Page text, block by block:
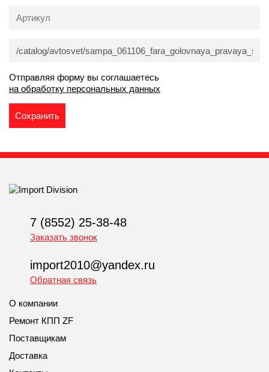
Отправляя форму вы соглашаетесь
на обработку персональных данных
7 (8552) 25-38-48
Заказать звонок
import2010@yandex.ru
Обратная связь
О компании
Ремонт КПП ZF
Поставщикам
Доставка